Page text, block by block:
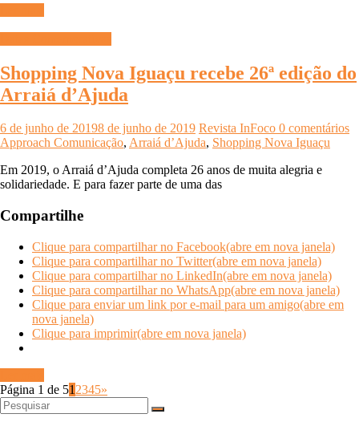
Shopping Nova Iguaçu recebe 26ª edição do
Arraiá d’Ajuda
6 de junho de 20198 de junho de 2019 Revista InFoco 0 comentários
Approach Comunicação, Arraiá d’Ajuda, Shopping Nova Iguaçu
Em 2019, o Arraiá d’Ajuda completa 26 anos de muita alegria e
solidariedade. E para fazer parte de uma das
Compartilhe
Clique para compartilhar no Facebook(abre em nova janela)
Clique para compartilhar no Twitter(abre em nova janela)
Clique para compartilhar no LinkedIn(abre em nova janela)
Clique para compartilhar no WhatsApp(abre em nova janela)
Clique para enviar um link por e-mail para um amigo(abre em
nova janela)
Clique para imprimir(abre em nova janela)
Página 1 de 51 2345»